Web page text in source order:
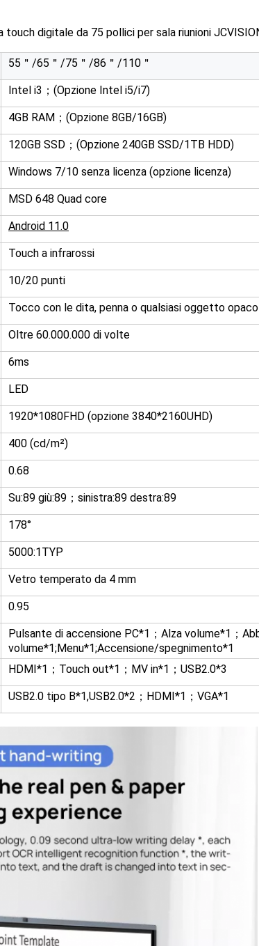
digitale da 75 pollici per sala riunioni
55＂/65＂/75＂/86＂/110＂
Intel i3；(Opzione Intel i5/i7)
4GB RAM；(Opzione 8GB/16GB)
120GB SSD；(Opzione 240GB SSD/1TB HDD)
Windows 7/10 senza licenza (opzione licenza)
MSD 648 Quad core
Android 11.0
Touch a infrarossi
10/20 punti
Tocco con le dita, penna o qualsiasi oggetto opaco
Oltre 60.000.000 di volte
6ms
LED
1920*1080FHD (opzione 3840*2160UHD)
400 (cd/m²)
0.68
Su:89 giù:89；sinistra:89 destra:89
178°
5000:1TYP
Vetro temperato da 4 mm
0.95
Pulsante di accensione PC*1；Alza volume*1；
volume*1;Menu*1;Accensione/spegnimento*1
HDMI*1；Touch out*1；MV in*1；USB2.0*3
USB2.0 tipo B*1,USB2.0*2；HDMI*1；VGA*1